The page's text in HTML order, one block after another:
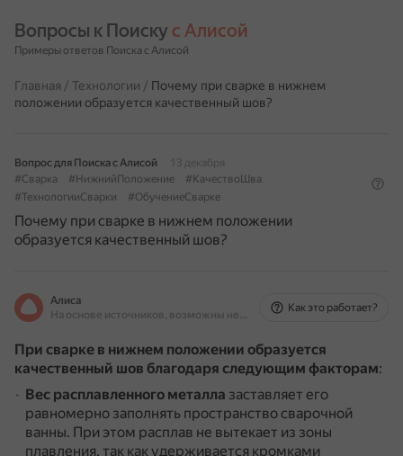
Вопросы к Поиску с Алисой
Примеры ответов Поиска с Алисой
Главная / Технологии / Почему при сварке в нижнем
положении образуется качественный шов?
Вопрос для Поиска с Алисой
13 декабря
#Сварка
#НижнийПоложение
#КачествоШва
#ТехнологииСварки
#ОбучениеСварке
Почему при сварке в нижнем положении
образуется качественный шов?
Алиса
На основе источников, возможны неточности
Как это работает?
При сварке в нижнем положении образуется
качественный шов благодаря следующим факторам:
Вес расплавленного металла заставляет его
равномерно заполнять пространство сварочной
ванны. При этом расплав не вытекает из зоны
плавления, так как удерживается кромками